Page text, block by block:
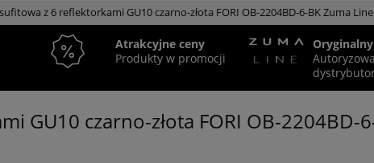
z 6 reflektorkami GU10 czarno-złota FORI OB-2204BD-6-BK Zuma Line
Atrakcyjne ceny
Produkty w promocji
GU10 czarno-złota FORI OB-2204BD-